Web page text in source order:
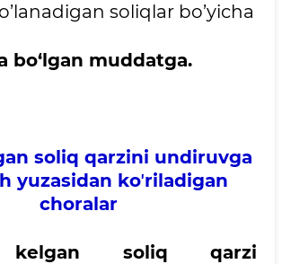
soliqlar bo’yicha
bo‘lgan muddatga.
soliq qarzini undiruvga
yuzasidan koʼriladigan
choralar
kelgan soliq qarzi